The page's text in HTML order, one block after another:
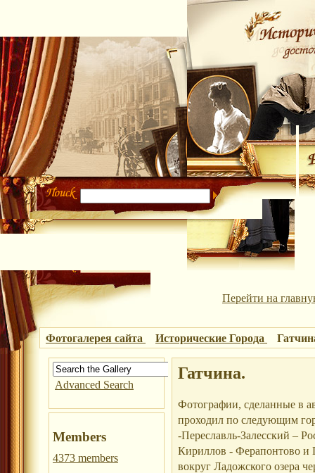
Перейти на
Фотогалерея сайта Исторические Города
Advanced Search
Members
4373 members
Гатчина.
Фотографии, сделанные в
проходил по следующим
-Переславль-Залесский –
Кириллов - Ферапонтово и
вокруг Ладожского озера